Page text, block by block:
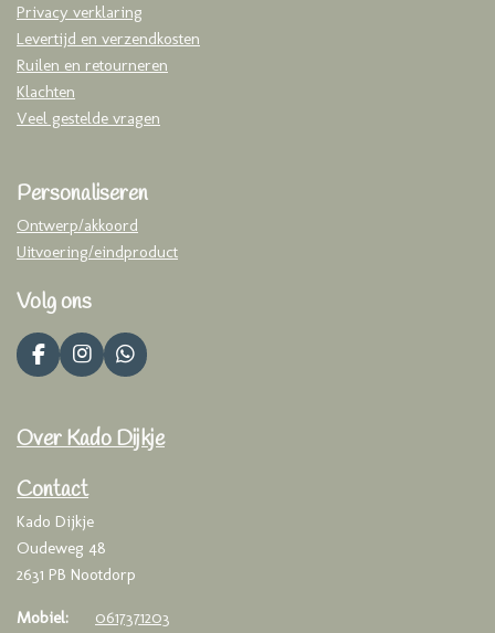
Privacy verklaring
Levertijd en verzendkosten
Ruilen en retourneren
Klachten
Veel gestelde vragen
Personaliseren
Ontwerp/akkoord
Uitvoering/eindproduct
Volg ons
F
a
b
o
k
I
n
a
r
a
m
W
h
s
Over Kado Dijkje
Contact
Kado Dijkje
Oudeweg 48
2631 PB Nootdorp
Mobiel:
0617371203